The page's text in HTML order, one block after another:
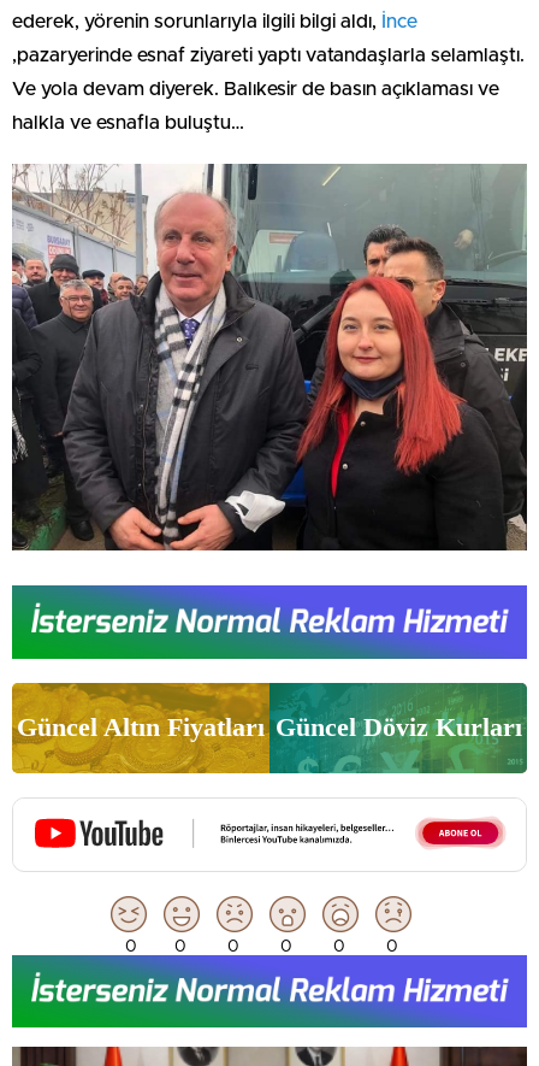
ederek, yörenin sorunlarıyla ilgili bilgi aldı,
İnce
,pazaryerinde esnaf ziyareti yaptı vatandaşlarla selamlaştı.
Ve yola devam diyerek. Balıkesir de basın açıklaması ve
halkla ve esnafla buluştu…
Güncel Altın Fiyatları Güncel Döviz Kurları
0 0 0 0 0 0